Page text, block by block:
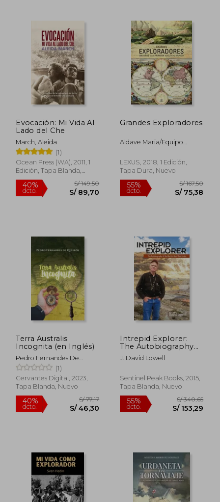
55% S/ 224,05 40%
Evocación: Mi Vida Al
Lado del Che
March, Aleida
(1)
Ocean Press (WA), 2011, 1
Edición, Tapa Blanda,
Nuevo
40%
dcto.
S/ 149,50
S/ 89,70
Grandes Exploradores
Aldave Maria/Equipo
LEXUS, 2018, 1 Edición,
Tapa Dura, Nuevo
55%
dcto.
Terra Australis
Incognita (en Inglés)
Pedro Fernandes De
Queirós
(1)
Cervantes Digital, 2023,
Tapa Blanda, Nuevo
Intrepid Explorer:
The Autobiography
of the World'S Best
Mine Finder (en
J. David Lowell
Sentinel Peak Books, 2015,
Tapa Blanda, Nuevo